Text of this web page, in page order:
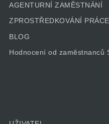
AGENTURNÍ ZAMĚSTNÁNÍ
ZPROSTŘEDKOVÁNÍ PRÁCE
BLOG
Hodnocení od zaměstnanců